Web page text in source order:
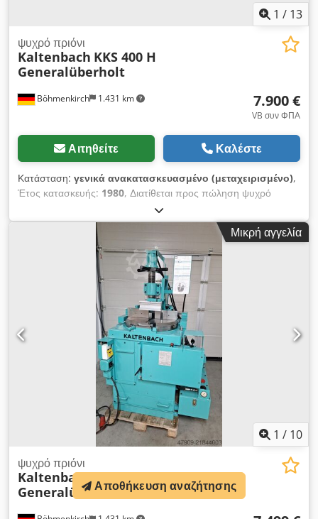
1 / 13
Böhmenkirch 1.431 km
ψυχρό πριόνι
Kaltenbach KKS 400 H
Generalüberholt
7.900 €
VB συν ΦΠΑ
Αιτηθείτε Καλέστε
Κατάσταση: γενικά ανακατασκευασμένο (μεταχειρισμένο),
Έτος κατασκευής: 1980, Διατίθεται προς πώληση ψυχρό
κυκλικό πριόνι Kaltenbach – διάφορες εκδόσεις και μοντέλα
διαθέσιμα από απόθεμα. Το μηχάνημα έχει επισκευαστεί
εκτενώς τόσο τεχνικά όσο και αισθητικά. Το κιβώτιο ταχυτήτων
είναι φυσικά χωρίς τζόγο! Τύπος: KKS 400 H Δίσκος πριονιού
Ø: 400 mm Ισχύς κινητήρα: 1,8/2,7 kW Ταχύτητα κοπής:
10/20 13/26 15/30 m/min Προώθηση: 0 - 1.000 mm/min
Γρήγορη προώθηση/επιστροφή: 1.550 mm/min Μέγιστη
περιοχή εργασίας: 130 mm Περιοχή εργασίας τετράγωνο υλικό:
120 mm Περιοχή εργασίας επίπεδο υλικό: 305 x 20 mm
Περιοχή εργασίας στρογγυλό υλικό: 130 mm Crodpfx Akey
Iycberof Ελάχιστη περιοχή εργασίας: 10 x 10 mm Περιοχή
λοξοτομής: 0° - 90° - 0° Διαστάσεις ΜxΠxΥ: 1.080 x 900 x
1.760 mm Βάρος: 850 kg Επιθεώρηση / παραλαβή στο 89558
Boehmenkirch Αποστολή κατόπιν αιτήματος Διατίθεται
περονοφόρο για φόρτωση.
Μικρή αγγελία
1 / 10
ψυχρό πριόνι
KaltenbachKKS 400 H
GeneralüberholtΑποθήκευση αναζήτησης